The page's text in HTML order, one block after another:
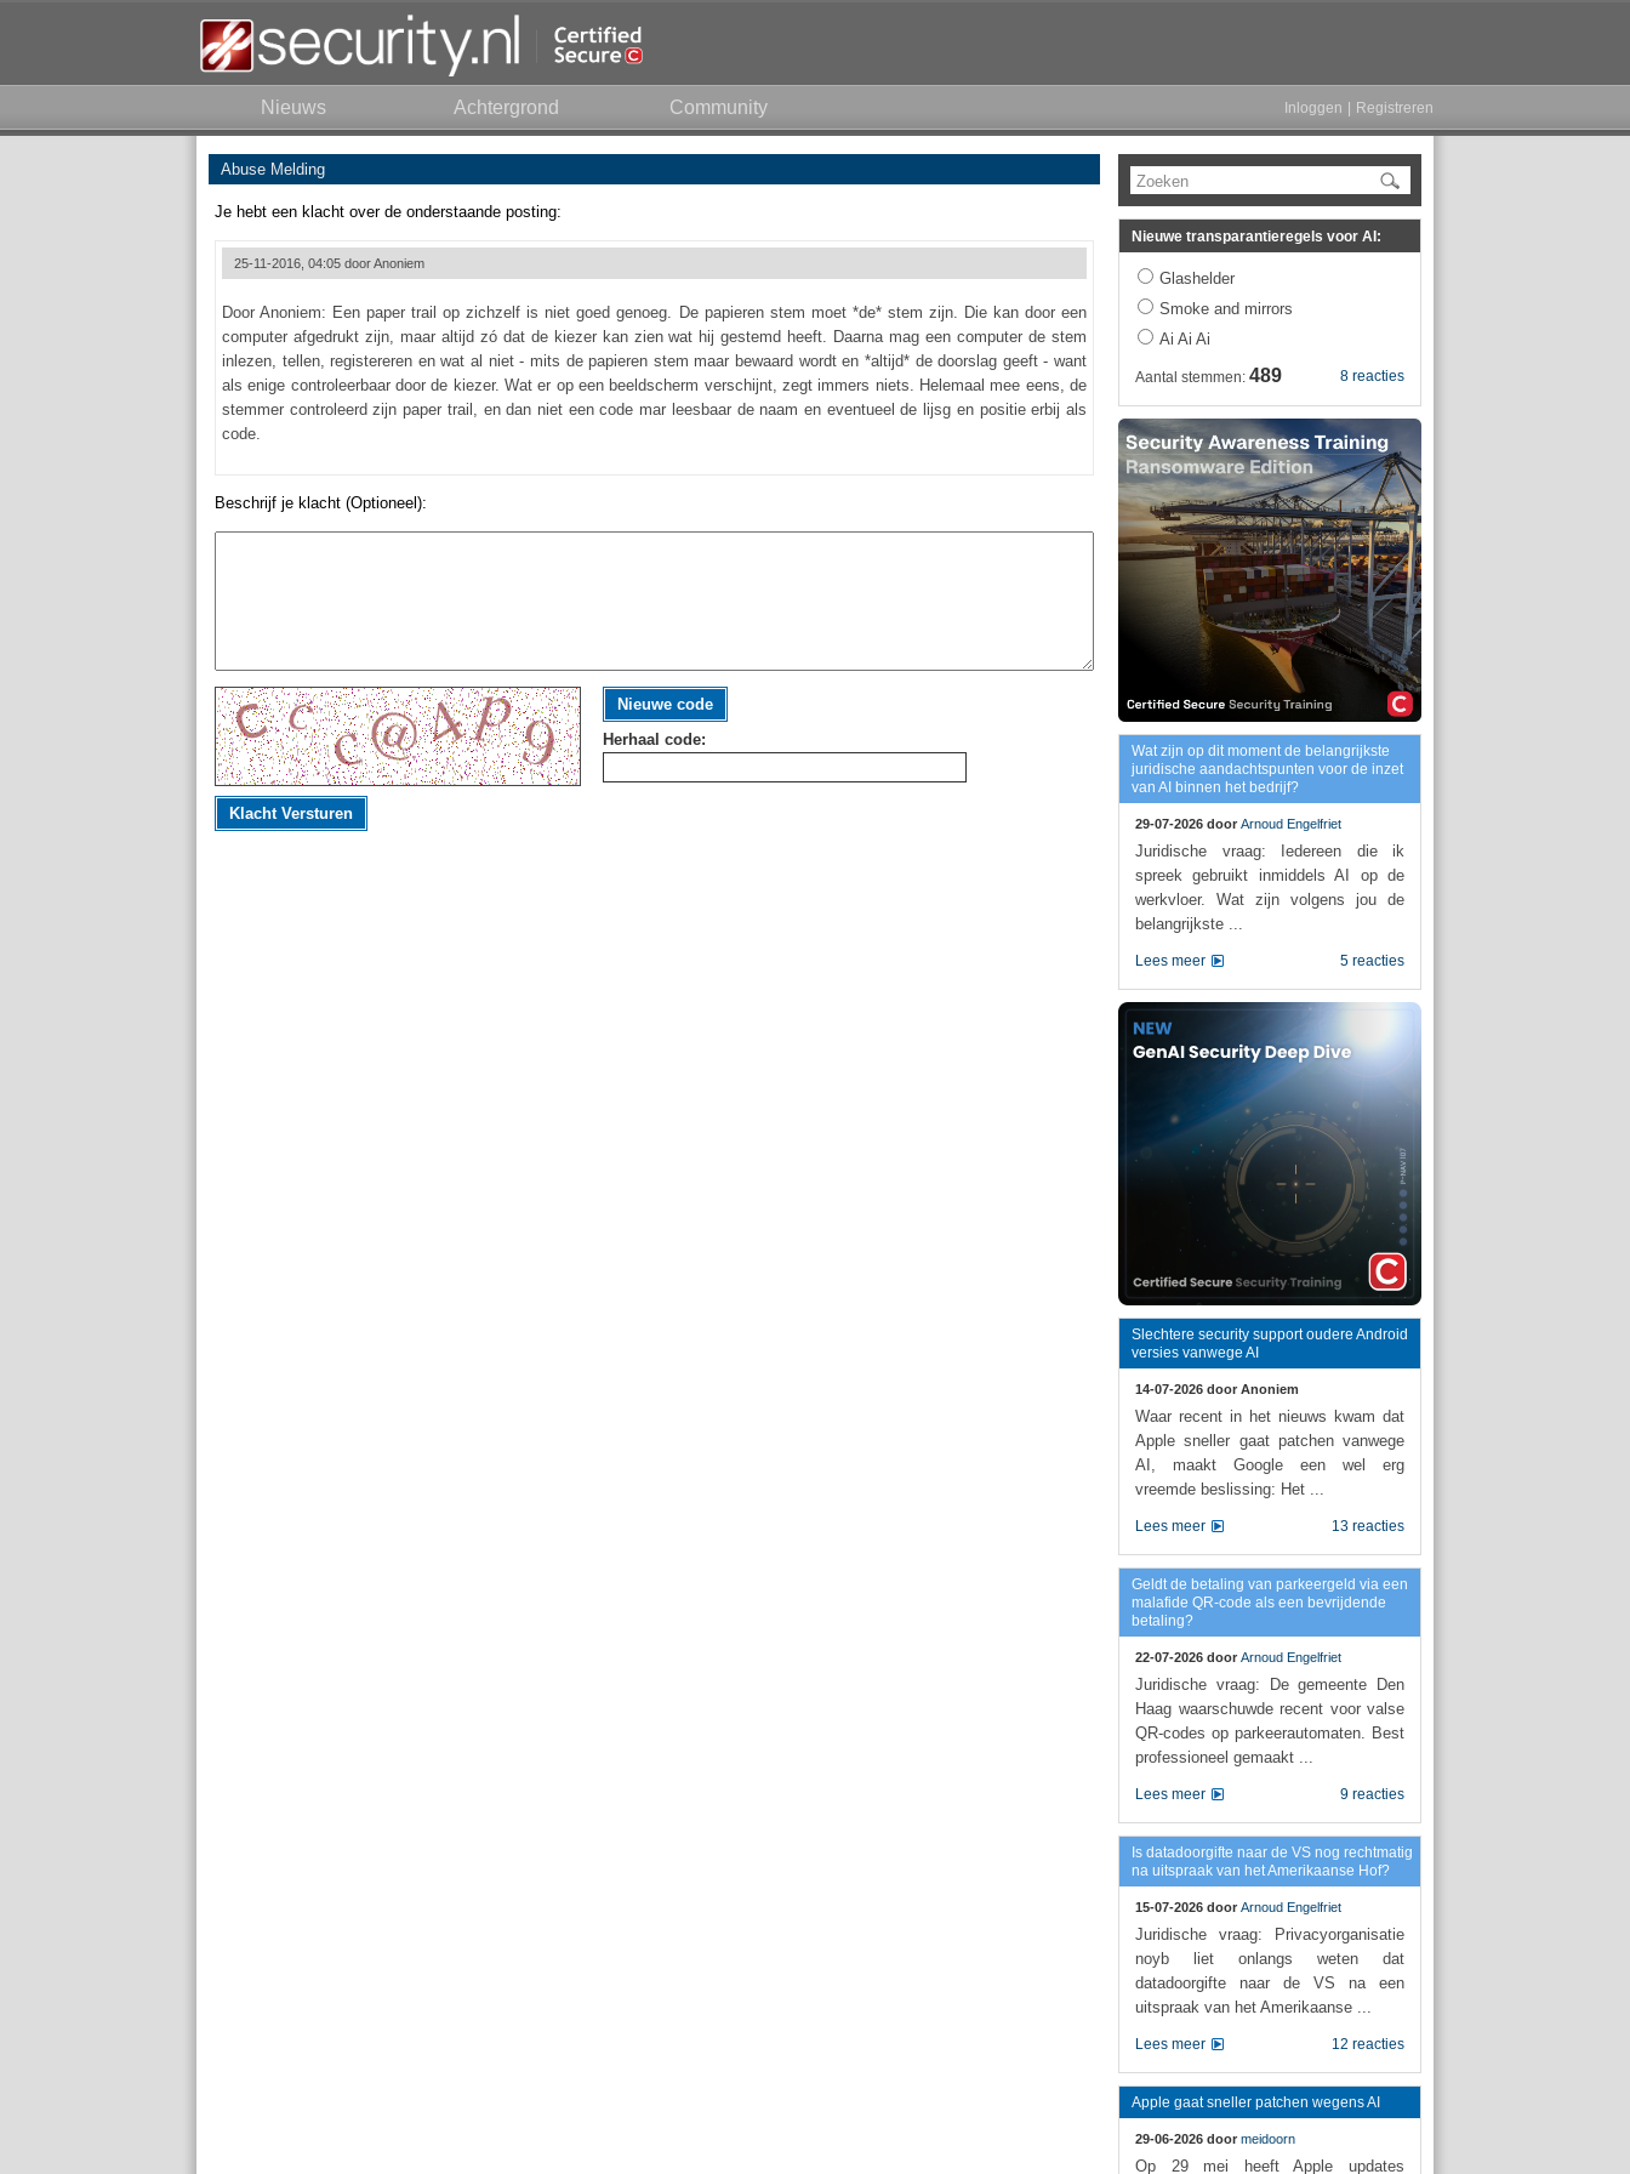
Nieuws Achtergrond Community Inloggen Registreren
Abuse Melding
Je hebt een klacht over de onderstaande posting:
25-11-2016, 04:05 doorAnoniem
Door Anoniem: Een paper trail op zichzelf is niet goed genoeg. De papieren stem moet *de* stem zijn. Die kan door een
computer afgedrukt zijn, maar altijd zó dat de kiezer kan zien wat hij gestemd heeft. Daarna mag een computer de stem
inlezen, tellen, registereren en wat al niet - mits de papieren stem maar bewaard wordt en *altijd* de doorslag geeft - want
als enige controleerbaar door de kiezer. Wat er op een beeldscherm verschijnt, zegt immers niets. Helemaal mee eens, de
stemmer controleerd zijn paper trail, en dan niet een code mar leesbaar de naam en eventueel de lijsg en positie erbij als
code.
Beschrijf je klacht (Optioneel):
Nieuwe code
Herhaal code:
Klacht Versturen
Zoeken
Nieuwe transparantieregels voor AI:
Glashelder
Smoke and mirrors
Ai Ai Ai
8 reacties
Aantal stemmen: 489
Wat zijn op dit moment de belangrijkste
juridische aandachtspunten voor de inzet
van AI binnen het bedrijf?
29-07-2026 door Arnoud Engelfriet
Juridische vraag: Iedereen die ik
spreek gebruikt inmiddels AI op de
werkvloer. Wat zijn volgens jou de
belangrijkste ...
5 reacties
Lees meer
Slechtere security support oudere Android
versies vanwege AI
14-07-2026 door Anoniem
Waar recent in het nieuws kwam dat
Apple sneller gaat patchen vanwege
AI, maakt Google een wel erg
vreemde beslissing: Het ...
13 reacties
Lees meer
Geldt de betaling van parkeergeld via een
malafide QR-code als een bevrijdende
betaling?
22-07-2026 door Arnoud Engelfriet
Juridische vraag: De gemeente Den
Haag waarschuwde recent voor valse
QR-codes op parkeerautomaten. Best
professioneel gemaakt ...
9 reacties
Lees meer
Is datadoorgifte naar de VS nog rechtmatig
na uitspraak van het Amerikaanse Hof?
15-07-2026 door Arnoud Engelfriet
Juridische vraag: Privacyorganisatie
noyb liet onlangs weten dat
datadoorgifte naar de VS na een
uitspraak van het Amerikaanse ...
12 reacties
Lees meer
Apple gaat sneller patchen wegens AI
29-06-2026 door meidoorn
Op 29 mei heeft Apple updates